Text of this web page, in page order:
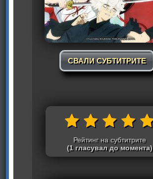
СВАЛИ СУБТИТРИТЕ
Рейтинг на субтитрите
(1 гласувал до момента)